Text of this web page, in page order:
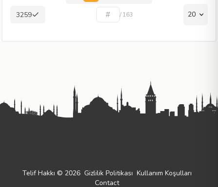
3259 / 163 20
Telif Hakkı © 2026 Gizlilik Politikası Kullanım Koşulları
Contact